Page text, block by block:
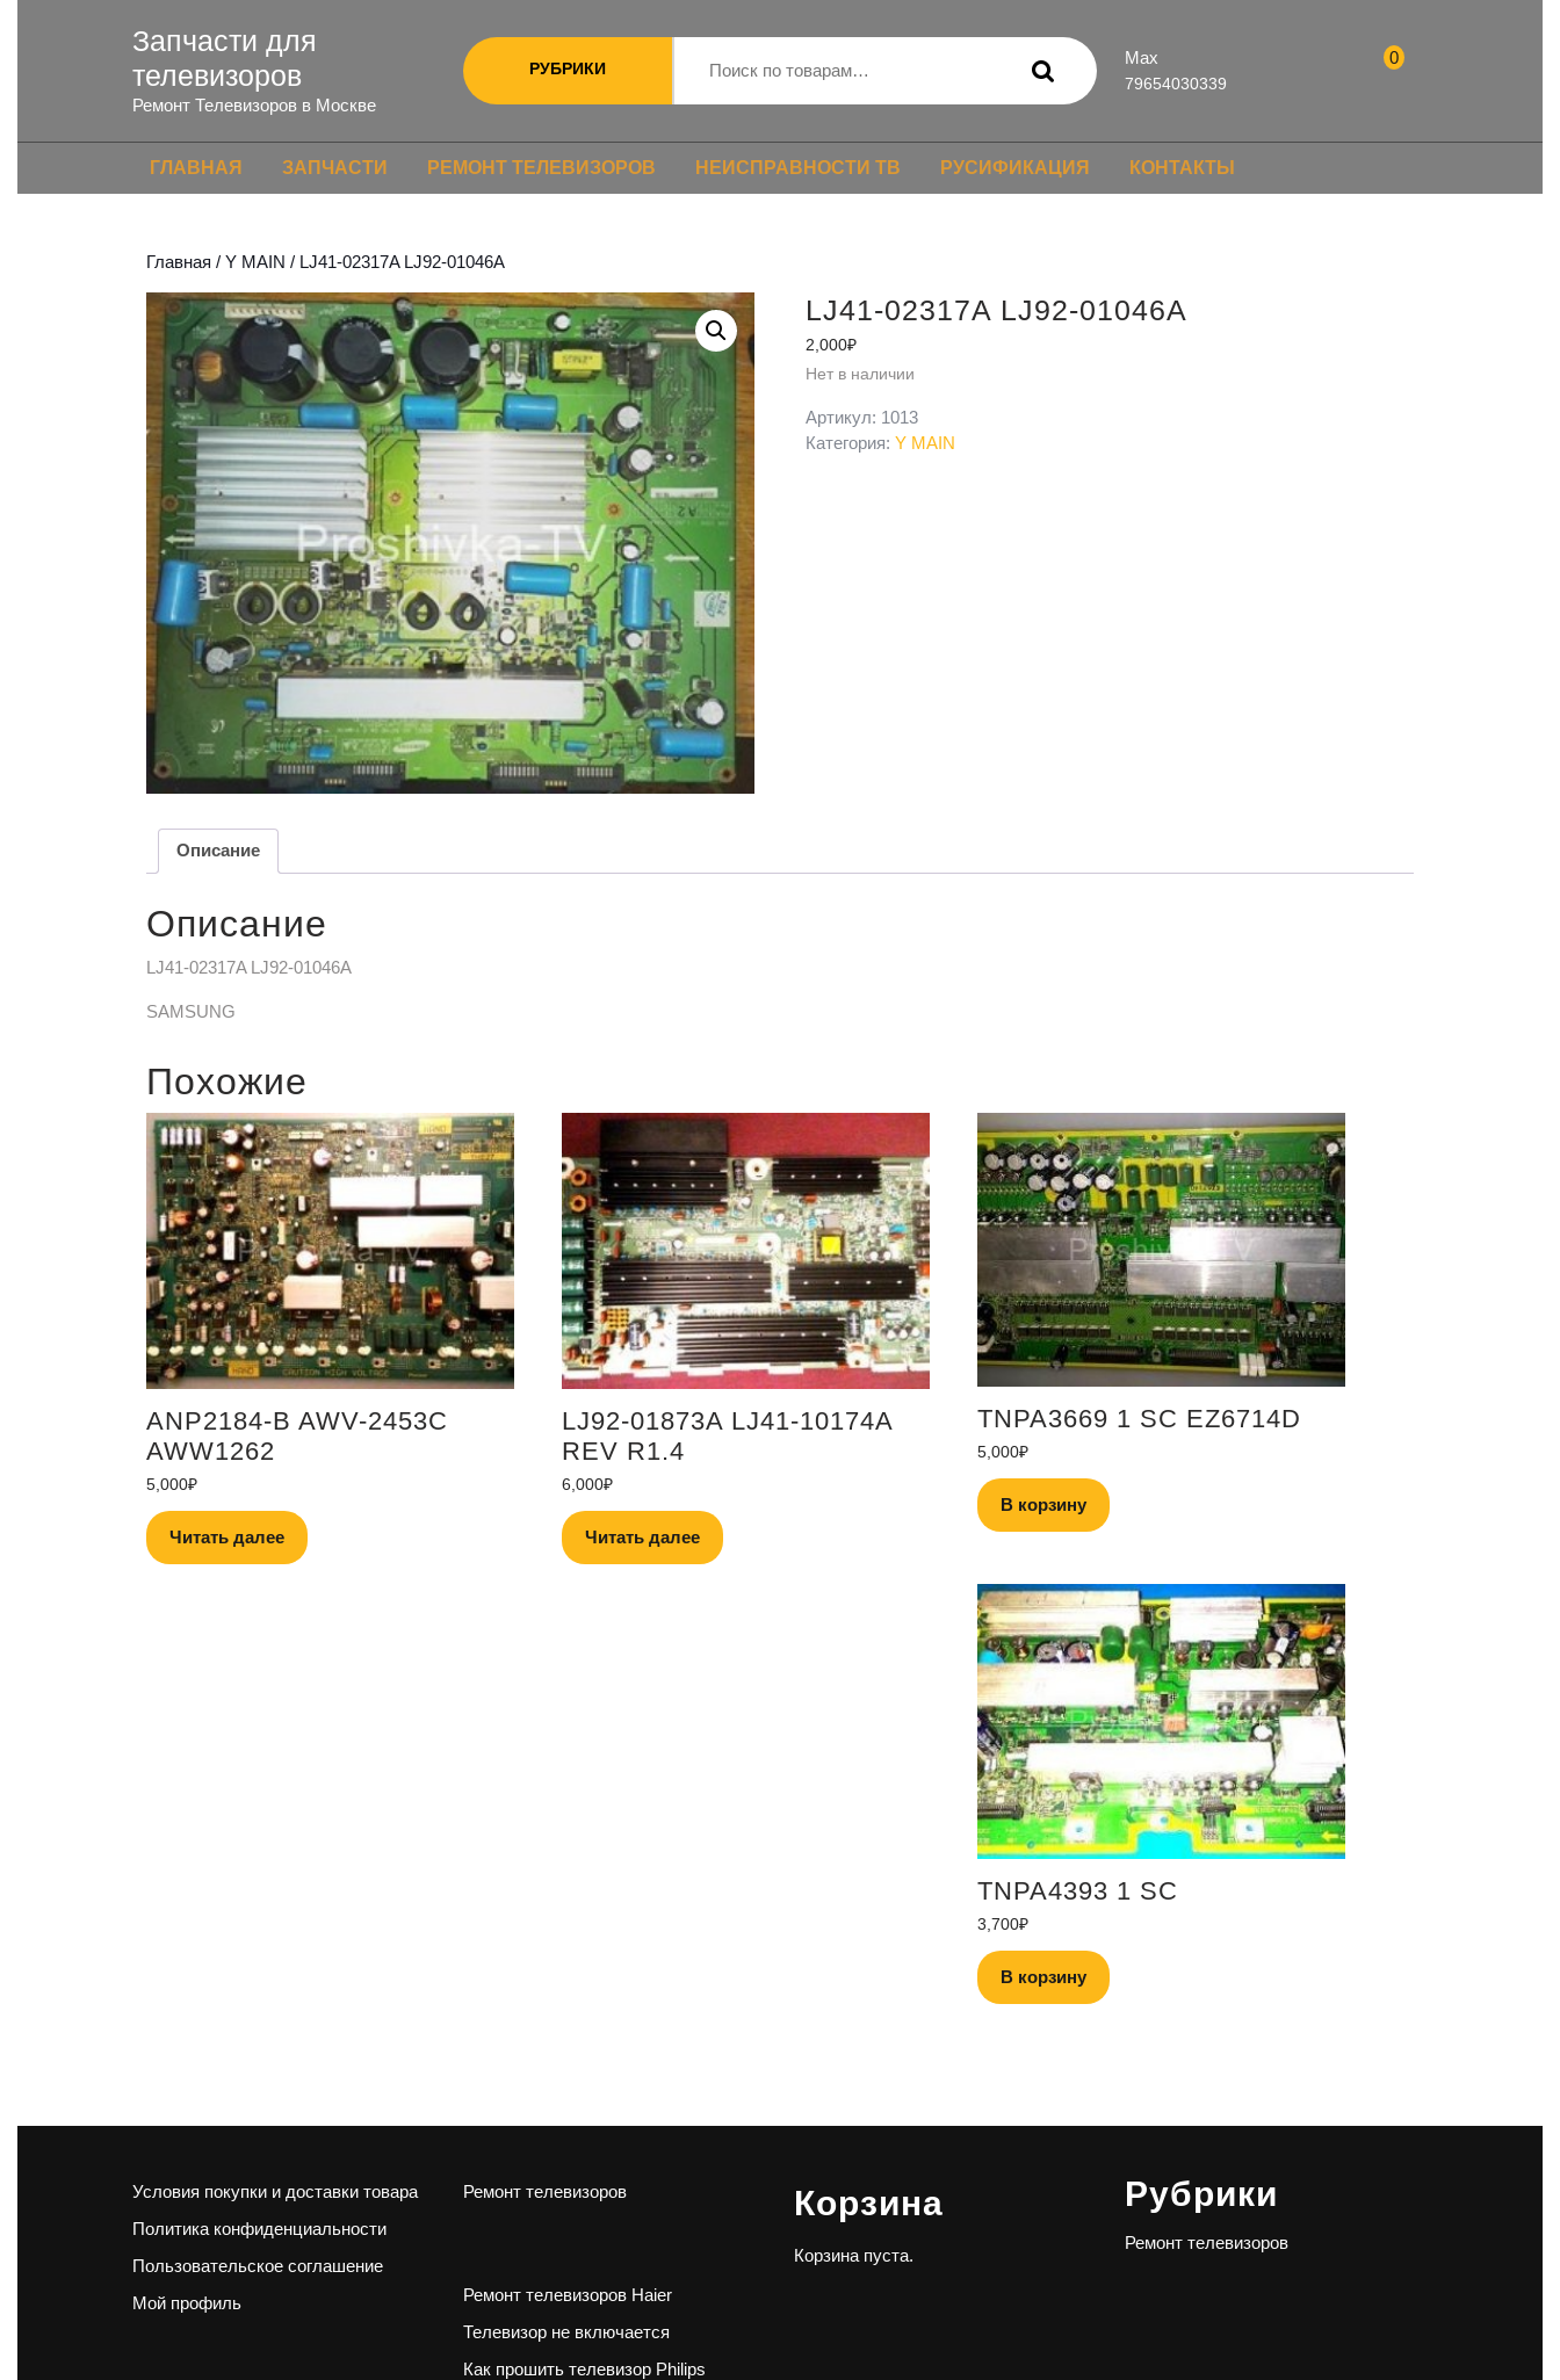
Запчасти для
телевизоров
Ремонт Телевизоров в Москве
РУБРИКИ
Max
79654030339
0
ГЛАВНАЯ ЗАПЧАСТИ РЕМОНТ ТЕЛЕВИЗОРОВ НЕИСПРАВНОСТИ ТВ РУСИФИКАЦИЯ КОНТАКТЫ
Главная / Y MAIN / LJ41-02317A LJ92-01046A
LJ41-02317A LJ92-01046A
2,000₽
Нет в наличии
Артикул: 1013
Категория: Y MAIN
Описание
Описание
LJ41-02317A LJ92-01046A
SAMSUNG
Похожие
ANP2184-B AWV-2453C
AWW1262
5,000₽
Читать далее
LJ92-01873A LJ41-10174A
REV R1.4
6,000₽
Читать далее
TNPA3669 1 SC EZ6714D
5,000₽
В корзину
TNPA4393 1 SC
3,700₽
В корзину
Условия покупки и доставки товара
Политика конфиденциальности
Пользовательское соглашение
Мой профиль
Ремонт телевизоров
Ремонт телевизоров Haier
Телевизор не включается
Как прошить телевизор Philips
Корзина
Корзина пуста.
Рубрики
Ремонт телевизоров